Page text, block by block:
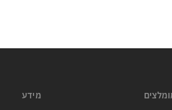
מידע